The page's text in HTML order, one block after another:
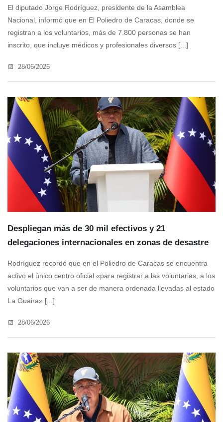
El diputado Jorge Rodríguez, presidente de la Asamblea
Nacional, informó que en El Poliedro de Caracas, donde se
registran a los voluntarios, más de 7.800 personas se han
inscrito, que incluye médicos y profesionales diversos [...]
28/06/2026
Despliegan más de 30 mil efectivos y 21
delegaciones internacionales en zonas de desastre
Rodríguez recordó que en el Poliedro de Caracas se encuentra
activo el único centro oficial «para registrar a las voluntarias, a los
voluntarios que van a ser de manera ordenada llevadas al estado
La Guaira» [...]
28/06/2026